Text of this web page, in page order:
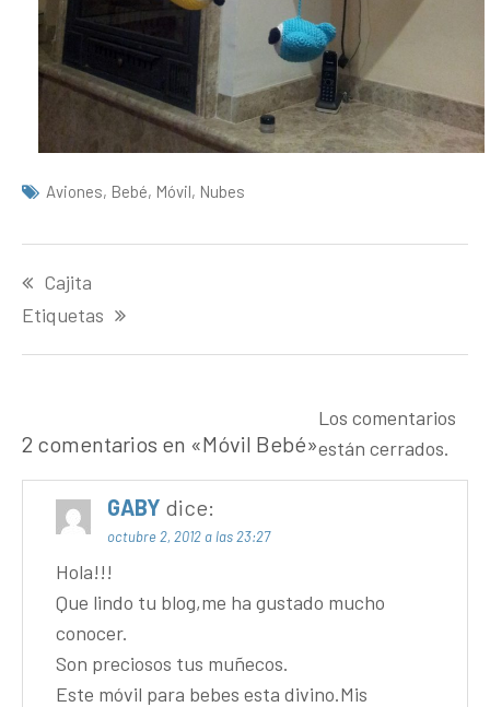
Aviones, Bebé, Móvil, Nubes
de
entradas
Cajita
Etiquetas
2 comentarios en «Móvil Bebé»
GABY dice:
octubre 2, 2012 a las 23:27
Hola!!!
Que lindo tu blog,me ha gustado mucho
conocer.
Son preciosos tus muñecos.
Este móvil para bebes esta divino.Mis
Los comentarios
están cerrados.